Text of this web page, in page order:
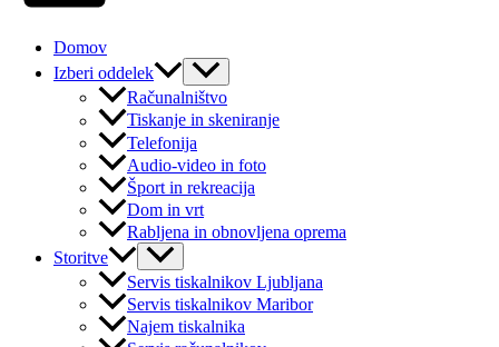
Domov
Izberi oddelek
Računalništvo
Tiskanje in skeniranje
Telefonija
Audio-video in foto
Šport in rekreacija
Dom in vrt
Rabljena in obnovljena oprema
Storitve
Servis tiskalnikov Ljubljana
Servis tiskalnikov Maribor
Najem tiskalnika